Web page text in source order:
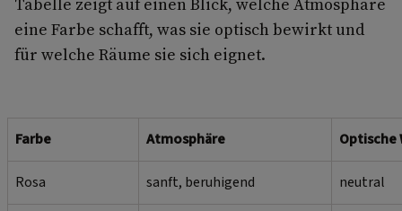
eine Farbe schafft, was sie optisch bewirkt und
für welche Räume sie sich eignet.
Farbe Atmosphäre Optische
Rosa sanft, beruhigend neutral